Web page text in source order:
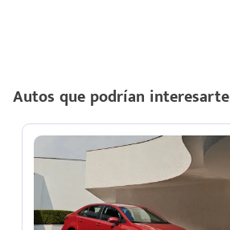
Autos que podrían interesarte